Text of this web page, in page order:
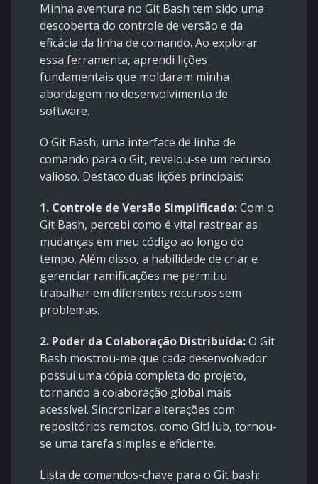
Minha aventura no Git Bash tem sido uma
descoberta do controle de versão e da
eficácia da linha de comando. Ao explorar
essa ferramenta, aprendi lições
fundamentais que moldaram minha
abordagem no desenvolvimento de
software.
O Git Bash, uma interface de linha de
comando para o Git, revelou-se um recurso
valioso. Destaco duas lições principais:
1. Controle de Versão Simplificado:Com o
Git Bash, percebi como é vital rastrear as
mudanças em meu código ao longo do
tempo. Além disso, a habilidade de criar e
gerenciar ramificações me permitiu
trabalhar em diferentes recursos sem
problemas.
2. Poder da Colaboração Distribuída:O Git
Bash mostrou-me que cada desenvolvedor
possui uma cópia completa do projeto,
tornando a colaboração global mais
acessível. Sincronizar alterações com
repositórios remotos, como GitHub, tornou-
se uma tarefa simples e eficiente.
Lista de comandos-chave para o Git bash: